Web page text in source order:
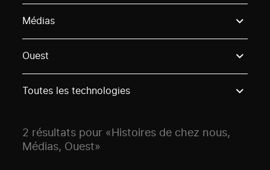
Médias
Ouest
Toutes les technologies
2 résultats pour «Histoires de chez nous,
Médias, Ouest»